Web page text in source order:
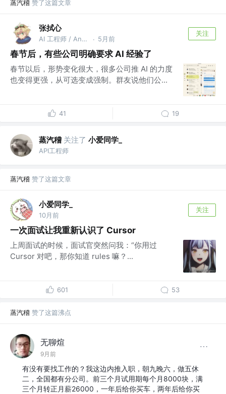
蒸汽稽 赞了这篇文章
张拭心
AI 工程师 / Android GDE / 出版书作者 @上海 · 5月前
关注
春节后，有些公司明确要求 AI 经验了
春节以后，形势变化很大，很多公司推 AI 的力度
也变得更强，从可选变成强制。群友说他们公...
41 19
蒸汽稽 关注了 小爱同学_
API工程师
蒸汽稽 赞了这篇文章
小爱同学_
10月前
关注
一次面试让我重新认识了 Cursor
上周面试的时候，面试官突然问我：“你用过
Cursor 对吧，那你知道 rules 嘛？...
601 53
蒸汽稽 赞了这篇沸点
无聊煊
9月前
有没有要找工作的？我这边内推入职，朝九晚六，做五休
二，全国都有分公司。前三个月试用期每个月8000块，满
三个月转正月薪26000，一年后给你买车，两年后给你买